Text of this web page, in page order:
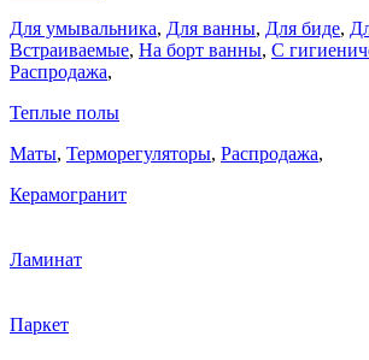
Для умывальника, Для ванны, Для биде,
Встраиваемые, На борт ванны, C
Распродажа,
Теплые полы
Маты, Терморегуляторы, Распродажа,
Керамогранит
Ламинат
Паркет